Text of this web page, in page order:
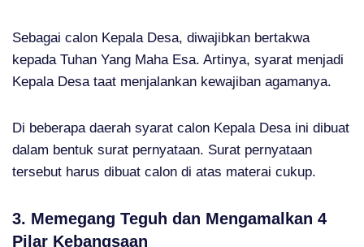
Sebagai calon Kepala Desa, diwajibkan bertakwa
kepada Tuhan Yang Maha Esa. Artinya, syarat menjadi
Kepala Desa taat menjalankan kewajiban agamanya.
Di beberapa daerah syarat calon Kepala Desa ini dibuat
dalam bentuk surat pernyataan. Surat pernyataan
tersebut harus dibuat calon di atas materai cukup.
3. Memegang Teguh dan Mengamalkan 4
Pilar Kebangsaan